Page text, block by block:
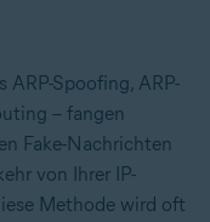
ARP-Spoofing, ARP-
– fangen
Fake-Nachrichten
von Ihrer IP-
Methode wird oft